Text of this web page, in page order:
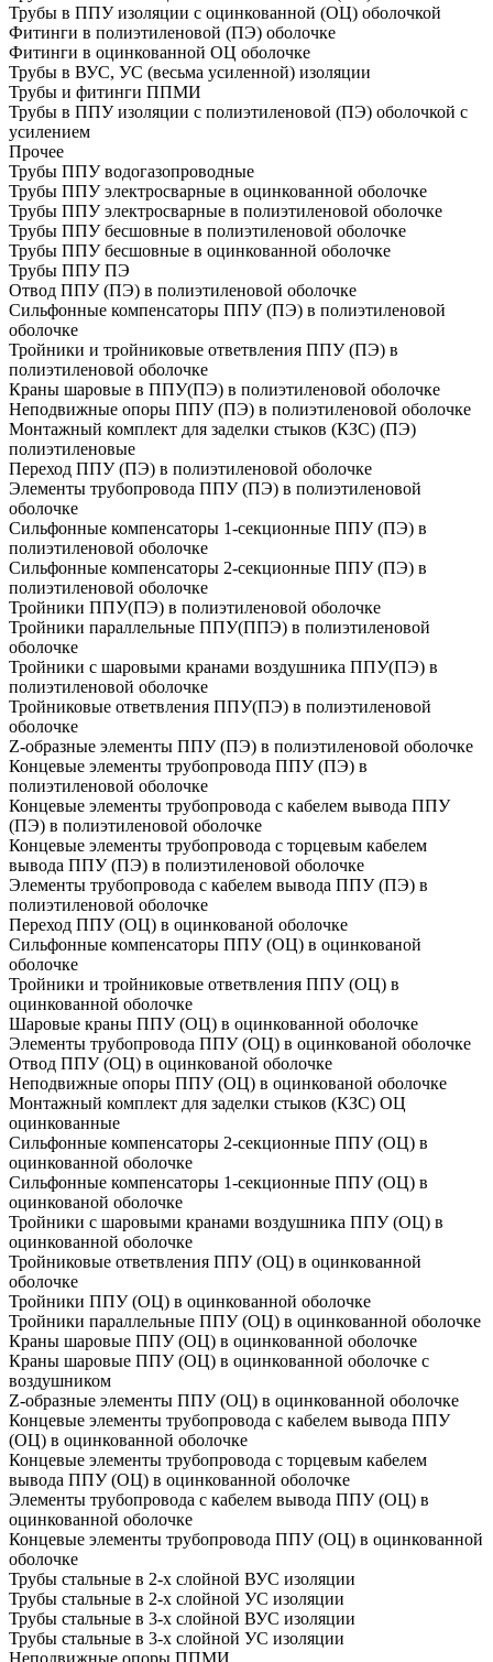
Трубы в ППУ изоляции с оцинкованной (ОЦ) оболочкой
Фитинги в полиэтиленовой (ПЭ) оболочке
Фитинги в оцинкованной ОЦ оболочке
Трубы в ВУС, УС (весьма усиленной) изоляции
Трубы и фитинги ППМИ
Трубы в ППУ изоляции с полиэтиленовой (ПЭ) оболочкой с
усилением
Прочее
Трубы ППУ водогазопроводные
Трубы ППУ электросварные в оцинкованной оболочке
Трубы ППУ электросварные в полиэтиленовой оболочке
Трубы ППУ бесшовные в полиэтиленовой оболочке
Трубы ППУ бесшовные в оцинкованной оболочке
Трубы ППУ ПЭ
Отвод ППУ (ПЭ) в полиэтиленовой оболочке
Сильфонные компенсаторы ППУ (ПЭ) в полиэтиленовой
оболочке
Тройники и тройниковые ответвления ППУ (ПЭ) в
полиэтиленовой оболочке
Краны шаровые в ППУ(ПЭ) в полиэтиленовой оболочке
Неподвижные опоры ППУ (ПЭ) в полиэтиленовой оболочке
Монтажный комплект для заделки стыков (КЗС) (ПЭ)
полиэтиленовые
Переход ППУ (ПЭ) в полиэтиленовой оболочке
Элементы трубопровода ППУ (ПЭ) в полиэтиленовой
оболочке
Сильфонные компенсаторы 1-секционные ППУ (ПЭ) в
полиэтиленовой оболочке
Сильфонные компенсаторы 2-секционные ППУ (ПЭ) в
полиэтиленовой оболочке
Тройники ППУ(ПЭ) в полиэтиленовой оболочке
Тройники параллельные ППУ(ППЭ) в полиэтиленовой
оболочке
Тройники с шаровыми кранами воздушника ППУ(ПЭ) в
полиэтиленовой оболочке
Тройниковые ответвления ППУ(ПЭ) в полиэтиленовой
оболочке
Z-образные элементы ППУ (ПЭ) в полиэтиленовой оболочке
Концевые элементы трубопровода ППУ (ПЭ) в
полиэтиленовой оболочке
Концевые элементы трубопровода с кабелем вывода ППУ
(ПЭ) в полиэтиленовой оболочке
Концевые элементы трубопровода с торцевым кабелем
вывода ППУ (ПЭ) в полиэтиленовой оболочке
Элементы трубопровода с кабелем вывода ППУ (ПЭ) в
полиэтиленовой оболочке
Переход ППУ (ОЦ) в оцинкованой оболочке
Сильфонные компенсаторы ППУ (ОЦ) в оцинкованой
оболочке
Тройники и тройниковые ответвления ППУ (ОЦ) в
оцинкованной оболочке
Шаровые краны ППУ (ОЦ) в оцинкованной оболочке
Элементы трубопровода ППУ (ОЦ) в оцинкованой оболочке
Отвод ППУ (ОЦ) в оцинкованой оболочке
Неподвижные опоры ППУ (ОЦ) в оцинкованой оболочке
Монтажный комплект для заделки стыков (КЗС) ОЦ
оцинкованные
Сильфонные компенсаторы 2-секционные ППУ (ОЦ) в
оцинкованной оболочке
Сильфонные компенсаторы 1-секционные ППУ (ОЦ) в
оцинкованой оболочке
Тройники с шаровыми кранами воздушника ППУ (ОЦ) в
оцинкованной оболочке
Тройниковые ответвления ППУ (ОЦ) в оцинкованной
оболочке
Тройники ППУ (ОЦ) в оцинкованной оболочке
Тройники параллельные ППУ (ОЦ) в оцинкованной оболочке
Краны шаровые ППУ (ОЦ) в оцинкованной оболочке
Краны шаровые ППУ (ОЦ) в оцинкованной оболочке с
воздушником
Z-образные элементы ППУ (ОЦ) в оцинкованной оболочке
Концевые элементы трубопровода с кабелем вывода ППУ
(ОЦ) в оцинкованной оболочке
Концевые элементы трубопровода с торцевым кабелем
вывода ППУ (ОЦ) в оцинкованной оболочке
Элементы трубопровода с кабелем вывода ППУ (ОЦ) в
оцинкованной оболочке
Концевые элементы трубопровода ППУ (ОЦ) в оцинкованной
оболочке
Трубы стальные в 2-х слойной ВУС изоляции
Трубы стальные в 2-х слойной УС изоляции
Трубы стальные в 3-х слойной ВУС изоляции
Трубы стальные в 3-х слойной УС изоляции